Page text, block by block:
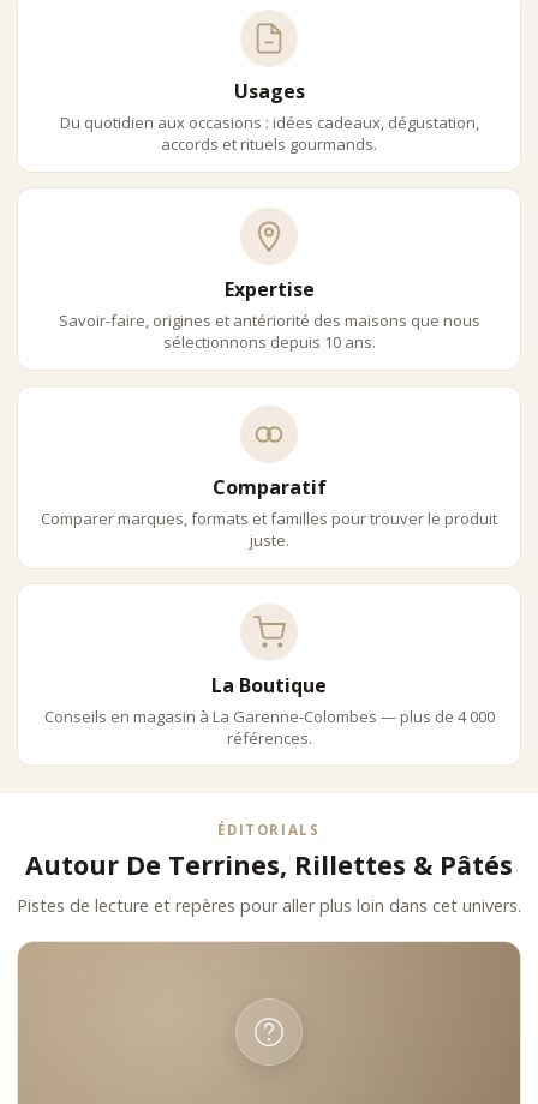
Usages
Du quotidien aux occasions : idées cadeaux, dégustation,
accords et rituels gourmands.
Expertise
Savoir-faire, origines et antériorité des maisons que nous
sélectionnons depuis 10 ans.
Comparatif
Comparer marques, formats et familles pour trouver le produit
juste.
La Boutique
Conseils en magasin à La Garenne-Colombes — plus de 4 000
références.
ÉDITORIALS
Autour De Terrines, Rillettes & Pâtés
Pistes de lecture et repères pour aller plus loin dans cet univers.